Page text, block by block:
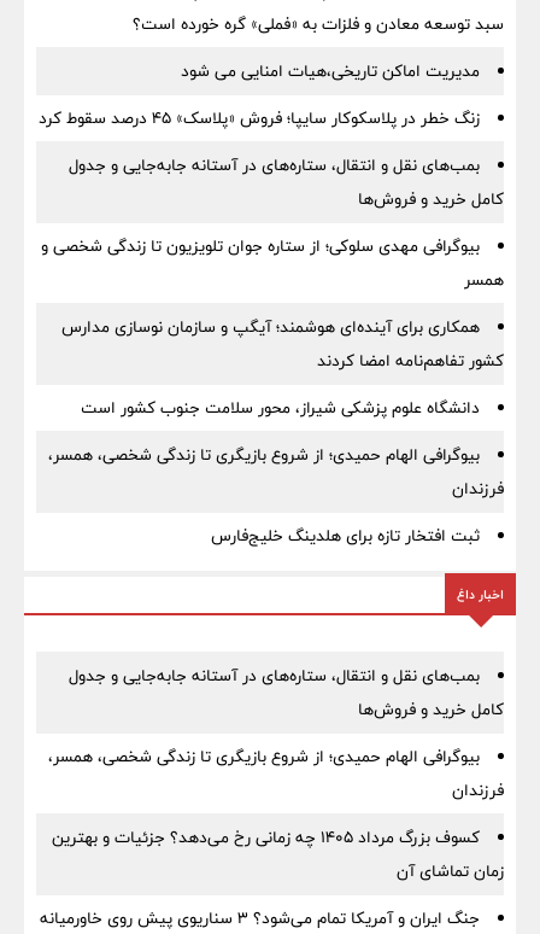
سبد توسعه معادن و فلزات به «فملی» گره خورده است؟
مدیریت اماکن تاریخی،هیات امنایی می شود
زنگ خطر در پلاسکوکار سایپا؛ فروش «پلاسک» ۴۵ درصد سقوط کرد
بمب‌های نقل و انتقال، ستاره‌های در آستانه جابه‌جایی و جدول
کامل خرید و فروش‌ها
بیوگرافی مهدی سلوکی؛ از ستاره جوان تلویزیون تا زندگی شخصی و
همسر
همکاری برای آینده‌ای هوشمند؛ آیگپ و سازمان نوسازی مدارس
کشور تفاهم‌نامه امضا کردند
دانشگاه علوم پزشکی شیراز، محور سلامت جنوب کشور است
بیوگرافی الهام حمیدی؛ از شروع بازیگری تا زندگی شخصی، همسر،
فرزندان
ثبت افتخار تازه برای هلدینگ خلیج‌فارس
اخبار داغ
بمب‌های نقل و انتقال، ستاره‌های در آستانه جابه‌جایی و جدول
کامل خرید و فروش‌ها
بیوگرافی الهام حمیدی؛ از شروع بازیگری تا زندگی شخصی، همسر،
فرزندان
کسوف بزرگ مرداد ۱۴۰۵ چه زمانی رخ می‌دهد؟ جزئیات و بهترین
زمان تماشای آن
جنگ ایران و آمریکا تمام می‌شود؟ ۳ سناریوی پیش روی خاورمیانه